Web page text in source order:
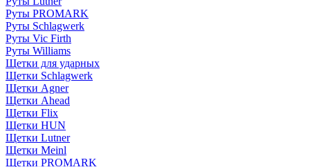
Руты PROMARK
Руты Schlagwerk
Руты Vic Firth
Руты Williams
Щетки для ударных
Щетки Schlagwerk
Щетки Agner
Щетки Ahead
Щетки Flix
Щетки HUN
Щетки Lutner
Щетки Meinl
Щетки PROMARK